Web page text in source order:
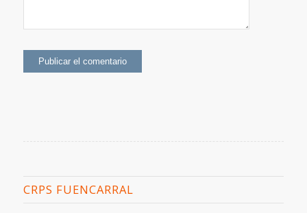
CRPS FUENCARRAL